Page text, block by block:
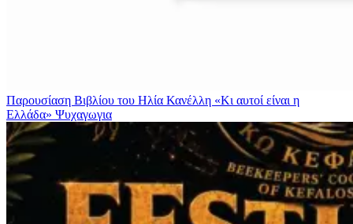
Παρουσίαση Βιβλίου του Ηλία Κανέλλη «Κι αυτοί είναι η
Ελλάδα» Ψυχαγωγια